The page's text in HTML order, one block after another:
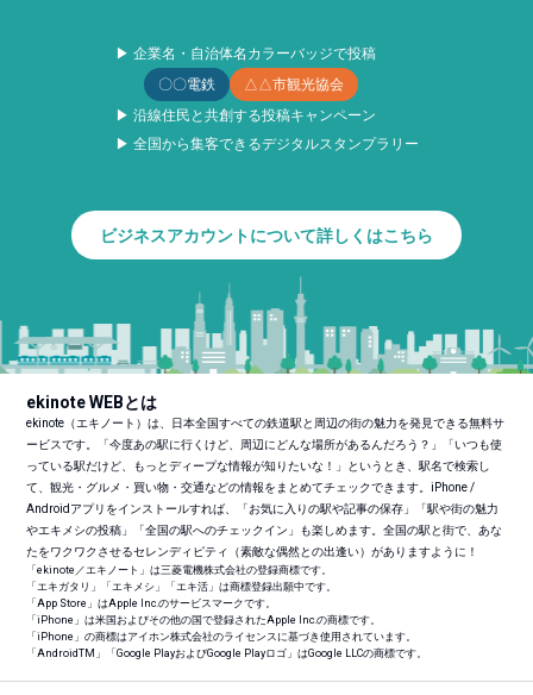
▶ 企業名・自治体名カラーバッジで投稿
〇〇電鉄
△△市観光協会
▶ 沿線住民と共創する投稿キャンペーン
▶ 全国から集客できるデジタルスタンプラリー
ビジネスアカウントについて詳しくはこちら
ekinote WEBとは
ekinote（エキノート）は、日本全国すべての鉄道駅と周辺の街の魅力を発見できる無料サ
ービスです。「今度あの駅に行くけど、周辺にどんな場所があるんだろう？」「いつも使
っている駅だけど、もっとディープな情報が知りたいな！」というとき、駅名で検索し
て、観光・グルメ・買い物・交通などの情報をまとめてチェックできます。iPhone /
Androidアプリをインストールすれば、「お気に入りの駅や記事の保存」「駅や街の魅力
やエキメシの投稿」「全国の駅へのチェックイン」も楽しめます。全国の駅と街で、あな
たをワクワクさせるセレンディピティ（素敵な偶然との出逢い）がありますように！
「ekinote／エキノート」は三菱電機株式会社の登録商標です。
「エキガタリ」「エキメシ」「エキ活」は商標登録出願中です。
「App Store」はApple Inc.のサービスマークです。
「iPhone」は米国およびその他の国で登録されたApple Inc.の商標です。
「iPhone」の商標はアイホン株式会社のライセンスに基づき使用されています。
「AndroidTM 」「Google PlayおよびGoogle Playロゴ」はGoogle LLCの商標です。